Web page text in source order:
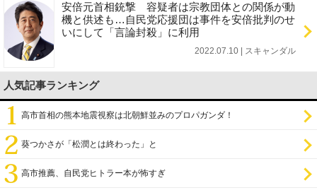
安倍元首相銃撃 容疑者は宗教団体との関係が動
機と供述も…自民党応援団は事件を安倍批判のせ
いにして「言論封殺」に利用
2022.07.10 | スキャンダル
人気記事ランキング
高市首相の熊本地震視察は北朝鮮並みのプロパガンダ！
葵つかさが「松潤とは終わった」と
高市推薦、自民党ヒトラー本が怖すぎ